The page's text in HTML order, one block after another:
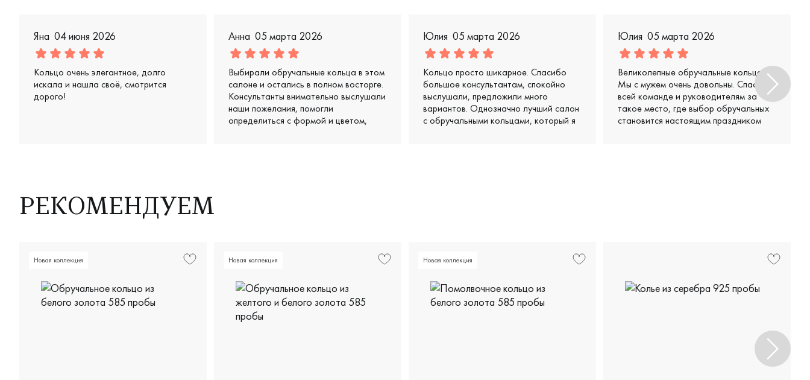
Яна 04 июня 2026
Кольцо очень элегантное, долго
искала и нашла своё, смотрится
дорого!
Анна 05 марта 2026
Выбирали обручальные кольца в этом
салоне и остались в полном восторге.
Консультанты внимательно выслушали
наши пожелания, помогли
определиться с формой и цветом,
Юлия 05 марта 2026
Кольцо просто шикарное. Спасибо
большое консультантам, спокойно
выслушали, предложили много
вариантов. Однозначно лучший салон
с обручальными кольцами, который я
Юлия 05 марта 2026
Великолепные обручальные кольца.
Мы с мужем очень довольны. Спасибо
всей команде и руководителям за
такое место, где выбор обручальных
становится настоящим праздником
РЕКОМЕНДУЕМ
Новая коллекция Новая коллекция Новая коллекция